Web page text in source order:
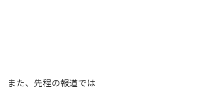
また、先程の報道では